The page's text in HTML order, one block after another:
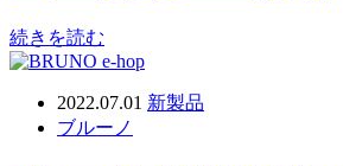
続きを読む
2022.07.01 新製品
ブルーノ